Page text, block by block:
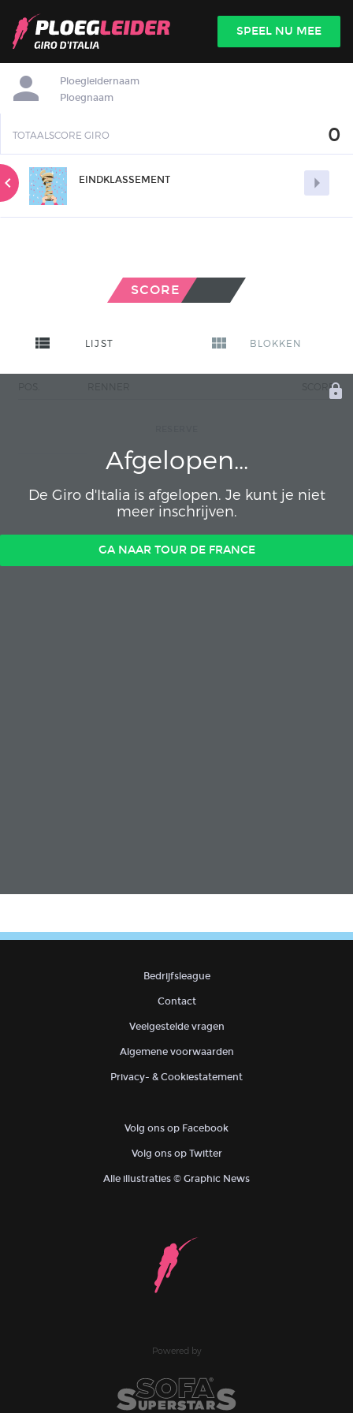
INLOGGEN 
SPEEL NU MEE
Ploegleidernaam
Ploegnaam
TOTAALSCORE GIRO 0

EINDKLASSEMENT
Afgelopen...
De Giro d'Italia is afgelopen. Je kunt je niet
meer inschrijven.
GA NAAR TOUR DE FRANCE
SCORE
view_list LIJST view_module BLOKKEN
SCORE
Bedrijfsleague
Contact
Veelgestelde vragen
Algemene voorwaarden
Privacy- & Cookiestatement
Volg ons op Facebook
Volg ons op Twitter
Alle illustraties © Graphic News
Powered by